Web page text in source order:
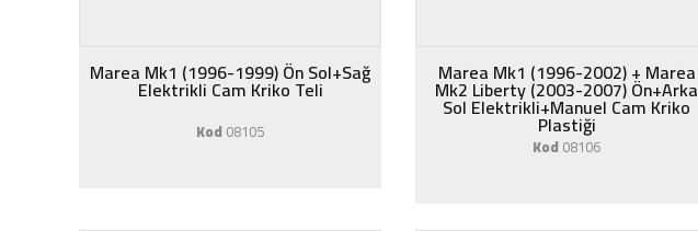
Marea Mk1 (1996-1999) Ön Sol+Sağ
Elektrikli Cam Kriko Teli
Kod08105
Marea Mk1 (1996-2002) + Marea
Mk2 Liberty (2003-2007) Ön+Arka
Sol Elektrikli+Manuel Cam Kriko
Plastiği
Kod08106